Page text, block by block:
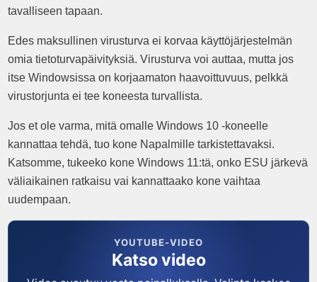
tavalliseen tapaan.
Edes maksullinen virusturva ei korvaa käyttöjärjestelmän
omia tietoturvapäivityksiä. Virusturva voi auttaa, mutta jos
itse Windowsissa on korjaamaton haavoittuvuus, pelkkä
virustorjunta ei tee koneesta turvallista.
Jos et ole varma, mitä omalle Windows 10 -koneelle
kannattaa tehdä, tuo kone Napalmille tarkistettavaksi.
Katsomme, tukeeko kone Windows 11:tä, onko ESU järkevä
väliaikainen ratkaisu vai kannattaako kone vaihtaa
uudempaan.
YOUTUBE-VIDEO
Katso video